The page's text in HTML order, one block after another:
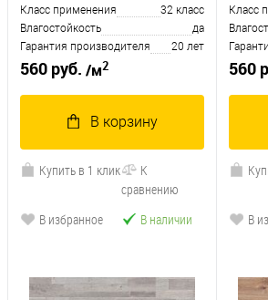
Класс применения
32 класс
Влагостойкость
да
Гарантия производителя
20 лет
560 руб. /м2
В корзину
Купить в 1 клик
К
сравнению
В избранное
В наличии
Класс
560
В